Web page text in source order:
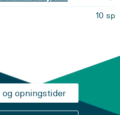
10 sp
opningstider